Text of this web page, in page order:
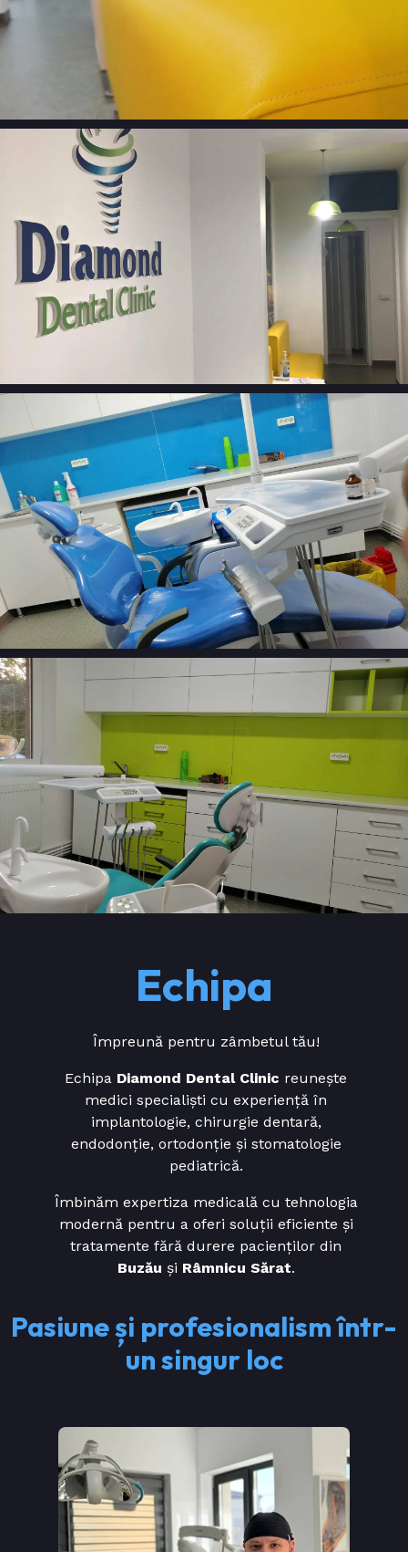
Pasiune și profesionalism într-
un singur loc
Împreună pentru zâmbetul tău!
Echipa Diamond Dental Clinic reunește
medici specialiști cu experiență în
implantologie, chirurgie dentară,
endodonție, ortodonție și stomatologie
pediatrică.
Îmbinăm expertiza medicală cu tehnologia
modernă pentru a oferi soluții eficiente și
tratamente fără durere pacienților din
Buzău și Râmnicu Sărat.
Echipa